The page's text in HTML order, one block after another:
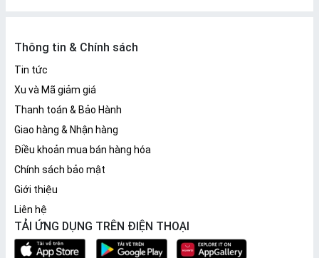
Thông tin & Chính sách
Tin tức
Xu và Mã giảm giá
Thanh toán & Bảo Hành
Giao hàng & Nhận hàng
Điều khoản mua bán hàng hóa
Chính sách bảo mật
Giới thiệu
Liên hệ
TẢI ỨNG DỤNG TRÊN ĐIỆN THOẠI